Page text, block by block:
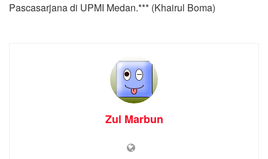
Pascasarjana di UPMI Medan.*** (Khairul Boma)
Zul Marbun